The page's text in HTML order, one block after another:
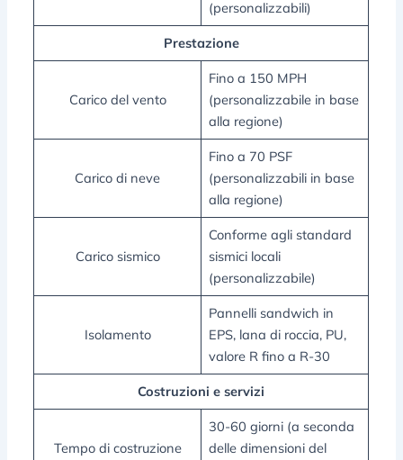
(personalizzabili)
Prestazione
Carico del vento
Fino a 150 MPH
(personalizzabile in base
alla regione)
Carico di neve
Fino a 70 PSF
(personalizzabili in base
alla regione)
Carico sismico
Conforme agli standard
sismici locali
(personalizzabile)
Isolamento
Pannelli sandwich in
EPS, lana di roccia, PU,
valore R fino a R-30
Costruzioni e servizi
Tempo di costruzione
30-60 giorni (a seconda
delle dimensioni del